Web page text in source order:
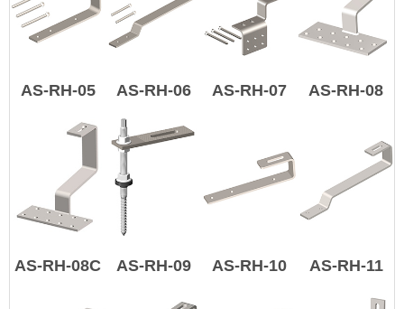
AS-RH-05 AS-RH-06 AS-RH-07 AS-RH-08
AS-RH-08C AS-RH-09 AS-RH-10 AS-RH-11